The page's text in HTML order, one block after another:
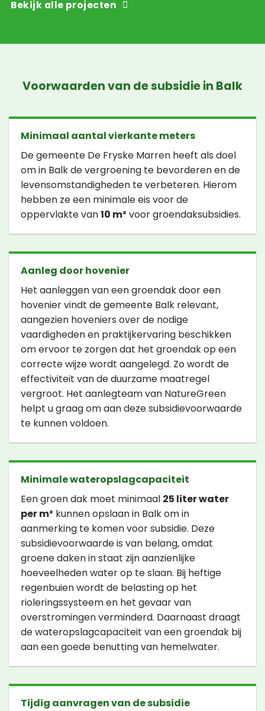
Bekijk alle projecten
Voorwaarden van de subsidie in Balk
Minimaal aantal vierkante meters
De gemeente De Fryske Marren heeft als doel
om in Balk de vergroening te bevorderen en de
levensomstandigheden te verbeteren. Hierom
hebben ze een minimale eis voor de
oppervlakte van10 m² voor groendaksubsidies.
Aanleg door hovenier
Het aanleggen van een groendak door een
hovenier vindt de gemeente Balk relevant,
aangezien hoveniers over de nodige
vaardigheden en praktijkervaring beschikken
om ervoor te zorgen dat het groendak op een
correcte wijze wordt aangelegd. Zo wordt de
effectiviteit van de duurzame maatregel
vergroot. Het aanlegteam van NatureGreen
helpt u graag om aan deze subsidievoorwaarde
te kunnen voldoen.
Minimale wateropslagcapaciteit
Een groen dak moet minimaal 25 liter water
per m² kunnen opslaan in Balk om in
aanmerking te komen voor subsidie. Deze
subsidievoorwaarde is van belang, omdat
groene daken in staat zijn aanzienlijke
hoeveelheden water op te slaan. Bij heftige
regenbuien wordt de belasting op het
rioleringssysteem en het gevaar van
overstromingen verminderd. Daarnaast draagt
de wateropslagcapaciteit van een groendak bij
aan een goede benutting van hemelwater.
Tijdig aanvragen van de subsidie